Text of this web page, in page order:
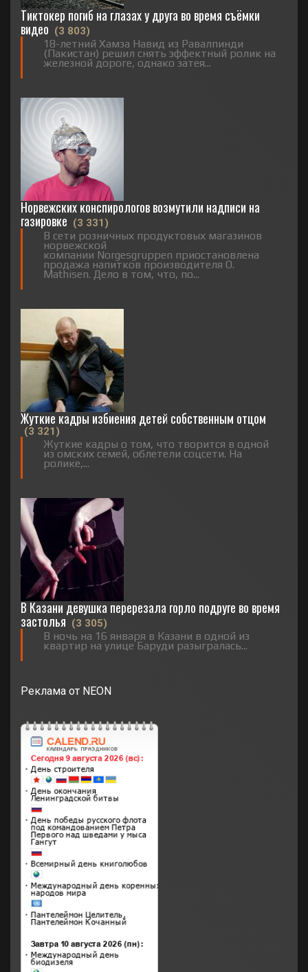
Тиктокер погиб на глазах у друга во время съёмки
видео (3 803)
18-летний Хамза Навид из Равалпинди
(Пакистан) решил снять эффектный ролик на
железной дороге, однако затея...
Норвежских конспирологов возмутили надписи на
газировке (3 331)
В сети розничных продуктовых магазинов
норвежской
компании Norgesgruppen приостановлена
продажа напитков производителя O.
Mathisen. Дело в том, что, по...
Жуткие кадры избиения детей собственным отцом
(3 321)
Жуткие кадры о том, что творится в одной
из омских семей, облетели соцсети. На
ролике,...
В Казани девушка перерезала горло подруге во время
застолья (3 305)
В ночь на 16 января в Казани в одной из
квартир на улице Баруди разыгралась...
Реклама от NEON